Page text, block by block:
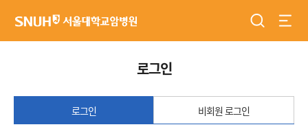
검색
로그인
로그인 비회원 로그인